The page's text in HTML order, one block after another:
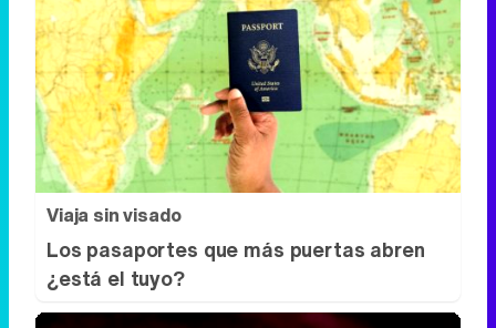
Viaja sin visado
Los pasaportes que más puertas abren
¿está el tuyo?